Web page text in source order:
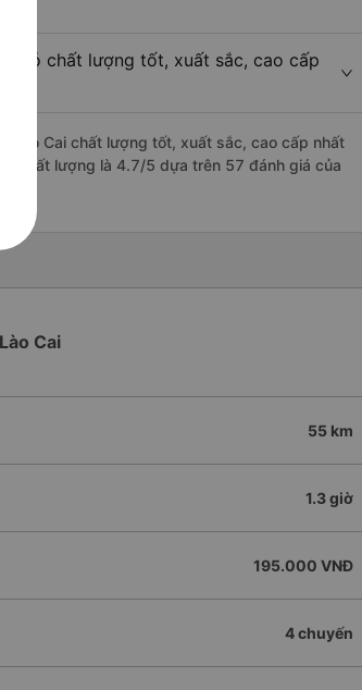
có chất lượng tốt, xuất sắc, cao cấp
Lào Cai chất lượng tốt, xuất sắc, cao cấp nhất
chất lượng là 4.7/5 dựa trên 57 đánh giá của
Cai
55 km
1.3 giờ
195.000 VNĐ
4 chuyến